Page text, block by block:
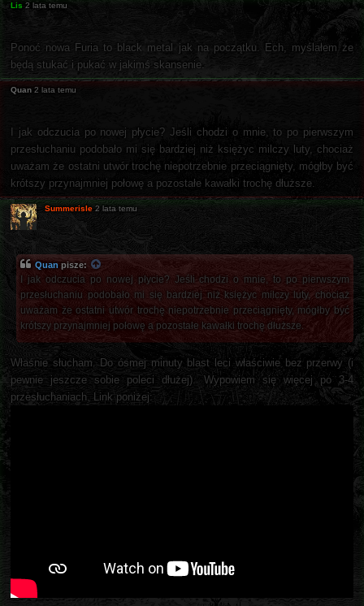
Lis 2 lata temu
Ponoć nowa Furia to black metal jak na początku. Ech, myślałem że
będą stukać i pukać w jakimś skansenie.
Quan 2 lata temu
I jak odczucia po nowej płycie? Jeśli chodzi o mnie, to po pierwszym
przesłuchaniu podobało mi się bardziej niż księżyc milczy luty, chociaż
uważam że ostatni utwór trochę niepotrzebnie przeciągnięty, mógłby być
krótszy przynajmniej połowę a pozostałe kawałki trochę dłuższe.
Summerisle 2 lata temu
Quanpisze:
I jak odczucia po nowej płycie? Jeśli chodzi o mnie, to po pierwszym
przesłuchaniu podobało mi się bardziej niż księżyc milczy luty, chociaż
uważam że ostatni utwór trochę niepotrzebnie przeciągnięty, mógłby być
krótszy przynajmniej połowę a pozostałe kawałki trochę dłuższe.
Właśnie słucham. Do ósmej minuty blast leci właściwie bez przerwy (i
pewnie jeszcze sobie poleci dłużej). Wypowiem się więcej po 3-4
przesłuchaniach. Link poniżej: